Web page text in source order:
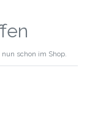
schon im Shop.